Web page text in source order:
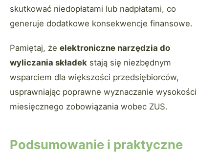
skutkować niedopłatami lub nadpłatami, co
generuje dodatkowe konsekwencje finansowe.
Pamiętaj, że elektroniczne narzędzia do
wyliczania składek stają się niezbędnym
wsparciem dla większości przedsiębiorców,
usprawniając poprawne wyznaczanie wysokości
miesięcznego zobowiązania wobec ZUS.
Podsumowanie i praktyczne